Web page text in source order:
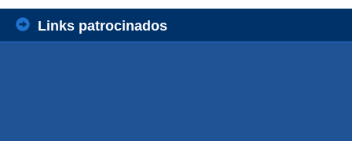
Links patrocinados